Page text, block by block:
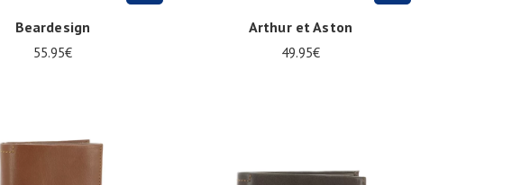
Beardesign
55.95€
Arthur et Aston
49.95€